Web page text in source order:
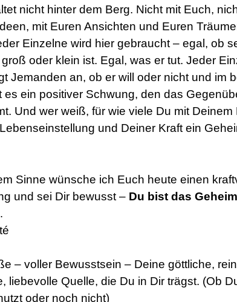
nicht hinter dem Berg. Nicht mit Euch,
mit Euren Ansichten und Euren
Einzelne wird hier gebraucht – egal, ob
oder klein ist. Egal, was er tut. Jeder
Jemanden an, ob er will oder nicht und im
es ein positiver Schwung, den das
Und wer weiß, für wie viele Du mit Deinem
und Deiner Kraft ein
Sinne wünsche ich Euch heute einen
und sei Dir bewusst – Du bist das
– voller Bewusstsein – Deine göttliche,
liebevolle Quelle, die Du in Dir trägst. (Ob
oder noch nicht)